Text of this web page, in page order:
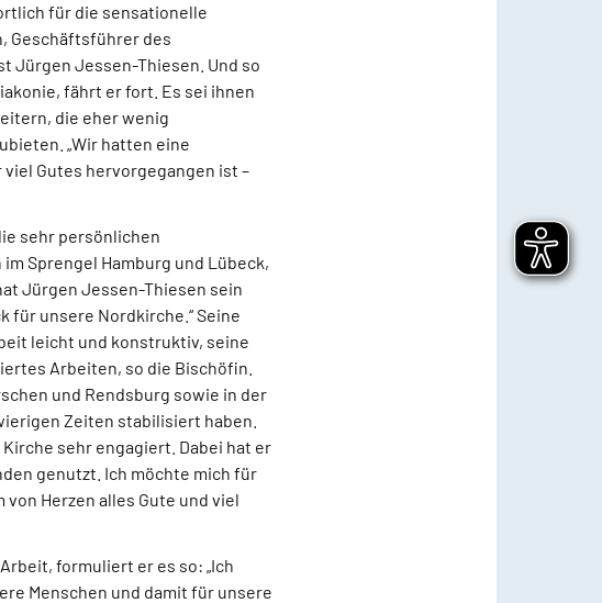
für die sensationelle
Geschäftsführer des
Jürgen Jessen-Thiesen. Und so
fährt er fort. Es sei ihnen
die eher wenig
„Wir hatten eine
Gutes hervorgegangen ist –
sehr persönlichen
Sprengel Hamburg und Lübeck,
Jürgen Jessen-Thiesen sein
für unsere Nordkirche.“ Seine
leicht und konstruktiv, seine
Arbeiten, so die Bischöfin.
und Rendsburg sowie in der
Zeiten stabilisiert haben.
sehr engagiert. Dabei hat er
genutzt. Ich möchte mich für
Herzen alles Gute und viel
formuliert er es so: „Ich
Menschen und damit für unsere